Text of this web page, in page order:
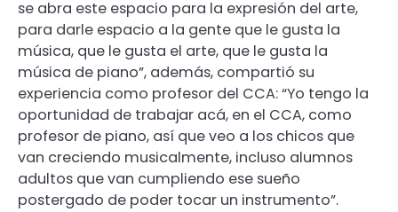
se abra este espacio para la expresión del arte,
para darle espacio a la gente que le gusta la
música, que le gusta el arte, que le gusta la
música de piano”, además, compartió su
experiencia como profesor del CCA: “Yo tengo la
oportunidad de trabajar acá, en el CCA, como
profesor de piano, así que veo a los chicos que
van creciendo musicalmente, incluso alumnos
adultos que van cumpliendo ese sueño
postergado de poder tocar un instrumento”.